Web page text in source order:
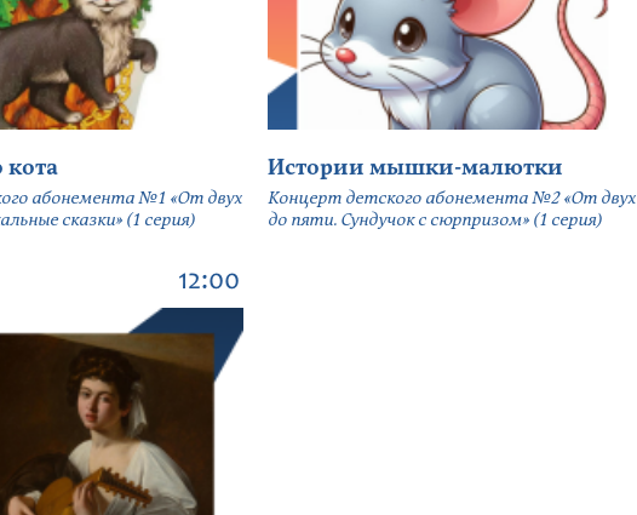
абонемента №1 «От двух
сказки» (1 серия)
Истории мышки-малютки
Концерт детского абонемента №2 «От двух
до пяти. Сундучок с сюрпризом» (1 серия)
12:00